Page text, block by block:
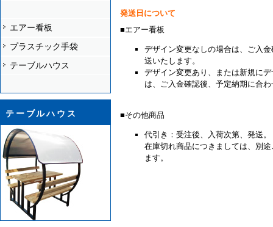
エアー看板
プラスチック手袋
テーブルハウス
テーブルハウス
発送日について
■エアー看板
デザイン変更なしの場合は、ご入
送いたします。
デザイン変更あり、または新規に
は、ご入金確認後、予定納期に合
■その他商品
代引き：受注後、 入荷次第、 発送。
在庫切れ商品につきましては、別
ます。